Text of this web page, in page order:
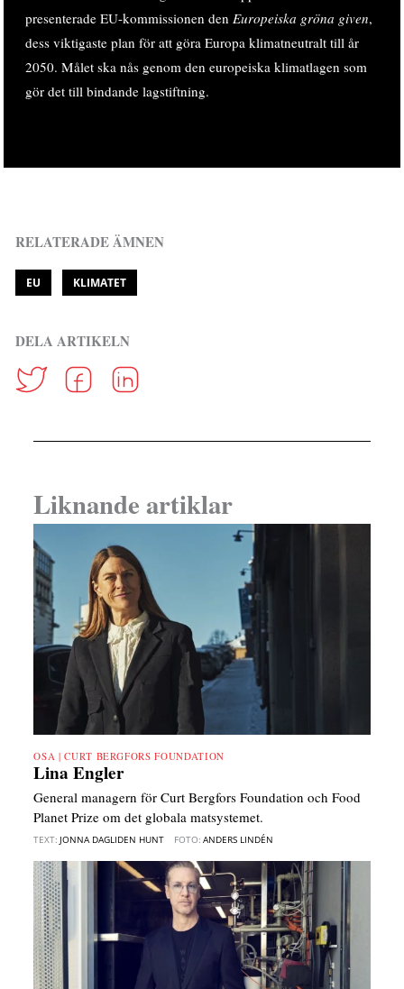
presenterade EU-kommissionen denEuropeiska gröna given,
dess viktigaste plan för att göra Europa klimatneutralt till år
2050. Målet ska nås genom den europeiska klimatlagen som
gör det till bindande lagstiftning.
RELATERADE ÄMNEN
EU KLIMATET
DELA ARTIKELN
OSA | CURT BERGFORS FOUNDATION
Lina Engler
General managern för Curt Bergfors Foundation och Food
Planet Prize om det globala matsystemet.
TEXT:JONNA DAGLIDEN HUNT FOTO:ANDERS LINDÉN